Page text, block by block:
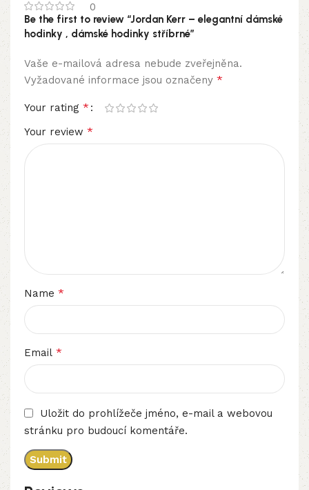
0
Be the first to review “Jordan Kerr – elegantní dámské
hodinky , dámské hodinky stříbrné”
Vaše e-mailová adresa nebude zveřejněna.
Vyžadované informace jsou označeny *
Your rating *
Your review *
Name *
Email *
Uložit do prohlížeče jméno, e-mail a webovou
stránku pro budoucí komentáře.